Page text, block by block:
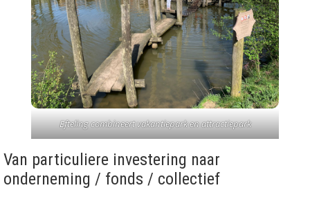
Efteling combineert vakantiepark en attractiepark
Van particuliere investering naar
onderneming / fonds / collectief